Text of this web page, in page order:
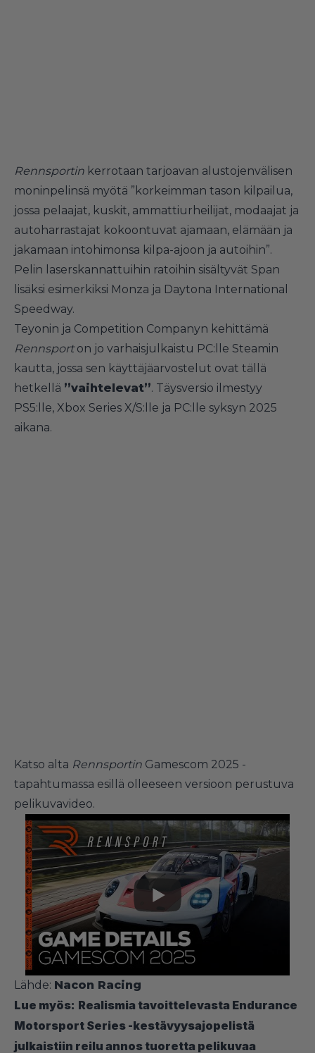
Rennsportin kerrotaan tarjoavan alustojenvälisen
moninpelinsä myötä ”korkeimman tason kilpailua,
jossa pelaajat, kuskit, ammattiurheilijat, modaajat ja
autoharrastajat kokoontuvat ajamaan, elämään ja
jakamaan intohimonsa kilpa-ajoon ja autoihin”.
Pelin laserskannattuihin ratoihin sisältyvät Span
lisäksi esimerkiksi Monza ja Daytona International
Speedway.
Teyonin ja Competition Companyn kehittämä
Rennsporton jo varhaisjulkaistu PC:lle Steamin
kautta, jossa sen käyttäjäarvostelut ovat tällä
hetkellä ”vaihtelevat”. Täysversio ilmestyy
PS5:lle, Xbox Series X/S:lle ja PC:lle syksyn 2025
aikana.
Katso alta Rennsportin Gamescom 2025 -
tapahtumassa esillä olleeseen versioon perustuva
pelikuvavideo.
Lähde: Nacon Racing
Lue myös: Realismia tavoittelevasta Endurance
Motorsport Series -kestävyysajopelistä
julkaistiin reilu annos tuoretta pelikuvaa